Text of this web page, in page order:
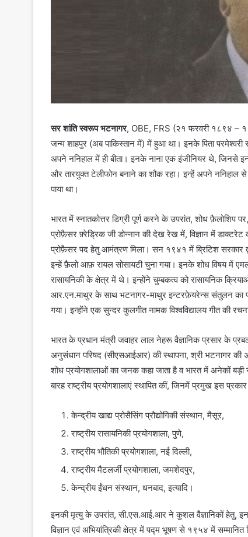
सर शांति स्वरूप भटनागर, OBE, FRS (२१ फरवरी १८९४ – १
जन्म शाहपुर (अब पाकिस्तान में) में हुआ था। इनके पिता
अपने ननिहाल में ही बीता। इनके नाना एक इंजीनियर थे, जिनसे
और तारयुक्त टेलीफोन बनाने का शौक रहा। इन्हें अपने ननिहाल
पाया था।
भारत में स्नातकोत्तर डिग्री पूर्ण करने के उपरांत, शोध
प्रोफ़ैसर फ़्रेड्रिक जी डोन्नान की देख रेख में, विज्ञान में डाक्टरेट
प्रोफ़ैसर पद हेतु आमंत्रण मिला। सन १९४१ में ब्रिटिश सरकार
इन्हें फ़ैलो आफ़ रायल सोसायटी चुना गया। इनके शोध विषय में
रासायनिकी के क्षेत्र में थे। इन्होंने चुम्बकत्व को रासायनिक
आर.एन.माथुर के साथ भटनागर-माथुर इन्टरफ़ेयरेन्स संतुलन का
गया। इन्होंने एक सुन्दर कुलगीत नामक विश्वविद्यालय गीत की
भारत के प्रधान मंत्री जवाहर लाल नेहरू वैज्ञानिक प्रसार के
अनुसंधान परिषद (सीएसआईआर) की स्थापना, श्री भटनागर की
शोध प्रयोगशालाओं का जनक कहा जाता है व भारत में अनेकों बड़ी
बारह राष्ट्रीय प्रयोगशालाएं स्थापित कीं, जिनमें प्रमुख इस
केन्द्रीय खाद्य प्रोसैसिंग प्रौद्योगिकी संस्थान, मैसूर,
राष्ट्रीय रासायनिकी प्रयोगशाला, पुणे,
राष्ट्रीय भौतिकी प्रयोगशाला, नई दिल्ली,
राष्ट्रीय मैटलर्जी प्रयोगशाला, जमशेदपुर,
केन्द्रीय ईंधन संस्थान, धनबाद, इत्यादि।
इनकी मृत्यु के उपरांत, सी.एस.आई.आर ने कुशल वैज्ञानिकों हेतु,
विज्ञान एवं अभियांत्रिकी क्षेत्र में पद्म भूषण से १९५४ में सम्मानित
अमिताभ
अमिताभ बच्‍चन
समाज
नव
निर्माण